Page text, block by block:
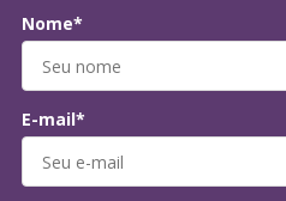
Nome*
E-mail*